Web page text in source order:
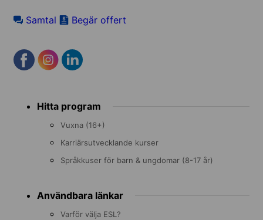
Samtal Begär offert
menu Hitta program
Vuxna (16+)
Karriärsutvecklande kurser
Språkkuser för barn & ungdomar (8-17 år)
Användbara länkar
Varför välja ESL?